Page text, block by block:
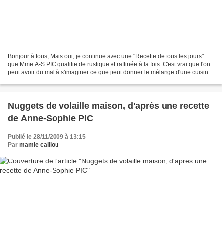
Bonjour à tous, Mais oui, je continue avec une "Recette de tous les jours"
que Mme A-S PIC qualifie de rustique et raffinée à la fois. C'est vrai que l'on
peut avoir du mal à s'imaginer ce que peut donner le mélange d'une cuisine
Nuggets de volaille maison, d'après une recette
de Anne-Sophie PIC
Publié le 28/11/2009 à 13:15
Par mamie caillou